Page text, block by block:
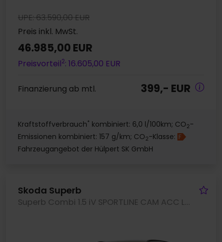
UPE: 63.590,00 EUR
Preis inkl. MwSt.
46.985,00 EUR
Preisvorteil2: 16.605,00 EUR
Finanzierung ab mtl. 399,- EUR
Kraftstoffverbrauch* kombiniert: 6,0 l/100km; CO2-
Emissionen kombiniert: 157 g/km; CO2-Klasse: F
Fahrzeugangebot der Hülpert SK GmbH
Skoda Superb
Superb Combi 1.5 iV SPORTLINE CAM ACC LM19 NAVI